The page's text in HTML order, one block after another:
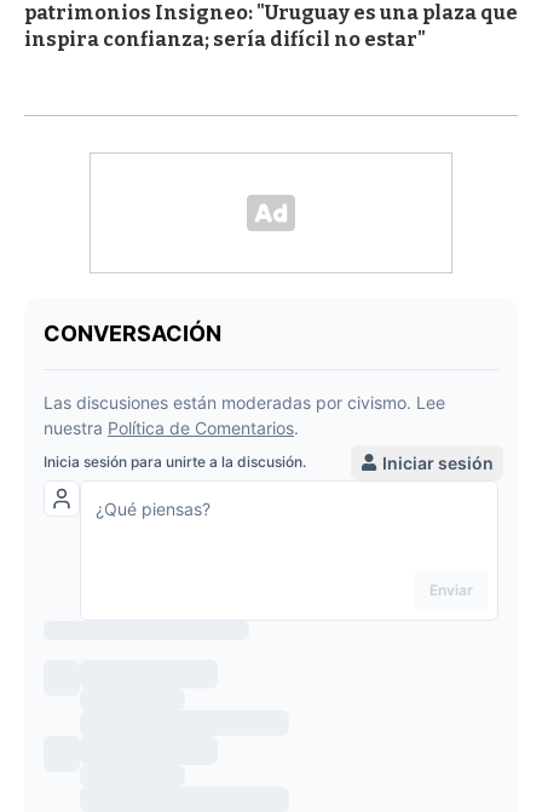
patrimonios Insigneo: "Uruguay es una plaza que
inspira confianza; sería difícil no estar"